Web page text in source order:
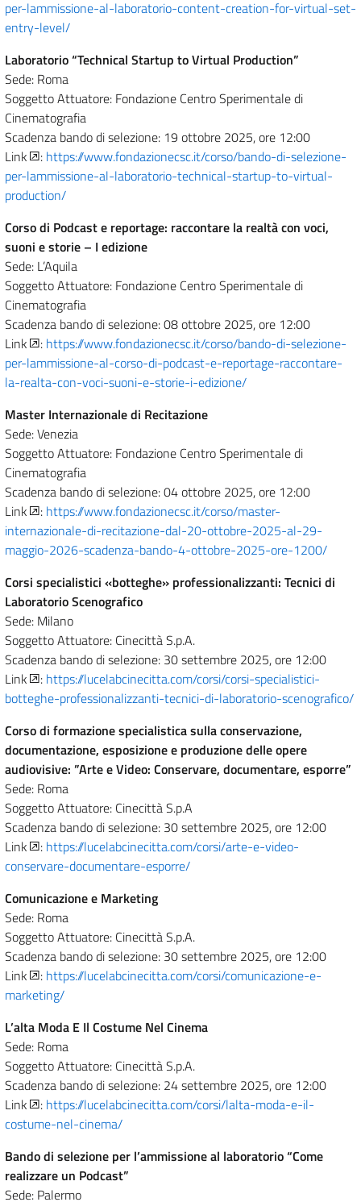
per-lammissione-al-laboratorio-content-creation-for-virtual-set-
entry-level/
Laboratorio “Technical Startup to Virtual Production”
Sede: Roma
Soggetto Attuatore: Fondazione Centro Sperimentale di
Cinematografia
Scadenza bando di selezione: 19 ottobre 2025, ore 12:00
Link
: https://www.fondazionecsc.it/corso/bando-di-selezione-
per-lammissione-al-laboratorio-technical-startup-to-virtual-
production/
Corso di Podcast e reportage: raccontare la realtà con voci,
suoni e storie – I edizione
Sede: L’Aquila
Soggetto Attuatore: Fondazione Centro Sperimentale di
Cinematografia
Scadenza bando di selezione: 08 ottobre 2025, ore 12:00
Link
: https://www.fondazionecsc.it/corso/bando-di-selezione-
per-lammissione-al-corso-di-podcast-e-reportage-raccontare-
la-realta-con-voci-suoni-e-storie-i-edizione/
Master Internazionale di Recitazione
Sede: Venezia
Soggetto Attuatore: Fondazione Centro Sperimentale di
Cinematografia
Scadenza bando di selezione: 04 ottobre 2025, ore 12:00
Link
: https://www.fondazionecsc.it/corso/master-
internazionale-di-recitazione-dal-20-ottobre-2025-al-29-
maggio-2026-scadenza-bando-4-ottobre-2025-ore-1200/
Corsi specialistici «botteghe» professionalizzanti: Tecnici di
Laboratorio Scenografico
Sede: Milano
Soggetto Attuatore: Cinecittà S.p.A.
Scadenza bando di selezione: 30 settembre 2025, ore 12:00
Link
: https://lucelabcinecitta.com/corsi/corsi-specialistici-
botteghe-professionalizzanti-tecnici-di-laboratorio-scenografico/
Corso di formazione specialistica sulla conservazione,
documentazione, esposizione e produzione delle opere
audiovisive: ”Arte e Video: Conservare, documentare, esporre”
Sede: Roma
Soggetto Attuatore: Cinecittà S.p.A
Scadenza bando di selezione: 30 settembre 2025, ore 12:00
Link
: https://lucelabcinecitta.com/corsi/arte-e-video-
conservare-documentare-esporre/
Comunicazione e Marketing
Sede: Roma
Soggetto Attuatore: Cinecittà S.p.A.
Scadenza bando di selezione: 30 settembre 2025, ore 12:00
Link
: https://lucelabcinecitta.com/corsi/comunicazione-e-
marketing/
L’alta Moda E Il Costume Nel Cinema
Sede: Roma
Soggetto Attuatore: Cinecittà S.p.A.
Scadenza bando di selezione: 24 settembre 2025, ore 12:00
Link
: https://lucelabcinecitta.com/corsi/lalta-moda-e-il-
costume-nel-cinema/
Bando di selezione per l’ammissione al laboratorio “Come
realizzare un Podcast”
Sede: Palermo